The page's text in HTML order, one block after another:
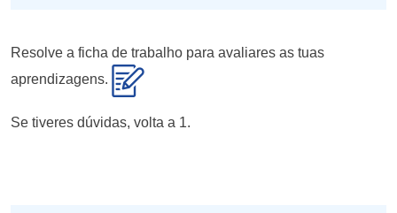
Resolve a ficha de trabalho para avaliares as tuas
aprendizagens.
Se tiveres dúvidas, volta a 1.